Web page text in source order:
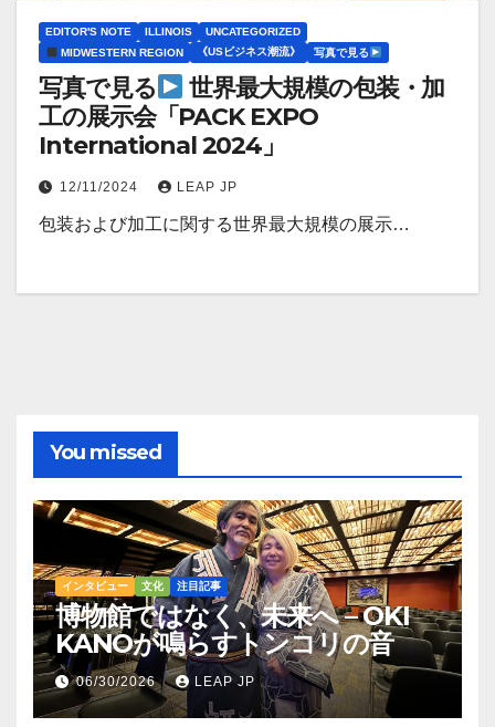
EDITOR'S NOTE ILLINOIS
UNCATEGORIZED
MIDWESTERN REGION
《USビジネス潮流》 写真で見る
写真で見る
世界最大規模の包装・加
工の展示会「PACK EXPO
International 2024」
12/11/2024 LEAP JP
包装および加工に関する世界最大規模の展示…
You missed
インタビュー 文化 注目記事
博物館ではなく、未来へ – OKI
KANOが鳴らすトンコリの音
06/30/2026 LEAP JP